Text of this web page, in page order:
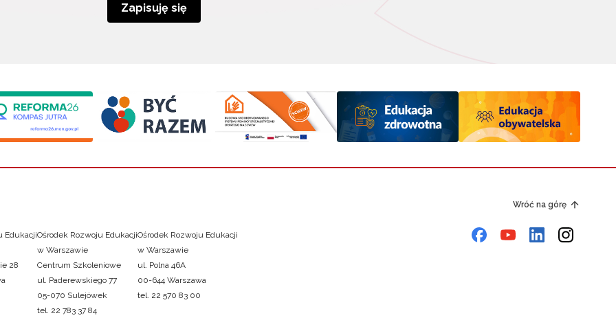
Zapisuję się
Wróć na górę
Edukacji
28
Ośrodek Rozwoju Edukacji
w Warszawie
Centrum Szkoleniowe
ul. Paderewskiego 77
05-070 Sulejówek
tel. 22 783 37 84
Ośrodek Rozwoju Edukacji
w Warszawie
ul. Polna 46A
00-644 Warszawa
tel. 22 570 83 00